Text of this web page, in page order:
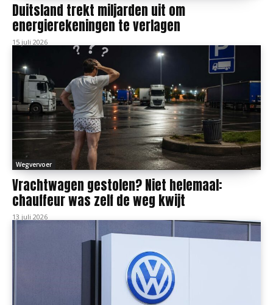
Duitsland trekt miljarden uit om
energierekeningen te verlagen
15 juli 2026
Wegvervoer
Vrachtwagen gestolen? Niet helemaal:
chauffeur was zelf de weg kwijt
13 juli 2026